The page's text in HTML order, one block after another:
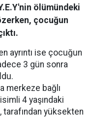
ölümündeki
çocuğun
ayrıntı ise çocuğun
3 gün sonra
merkeze bağlı
4 yaşındaki
tarafından yüksekten